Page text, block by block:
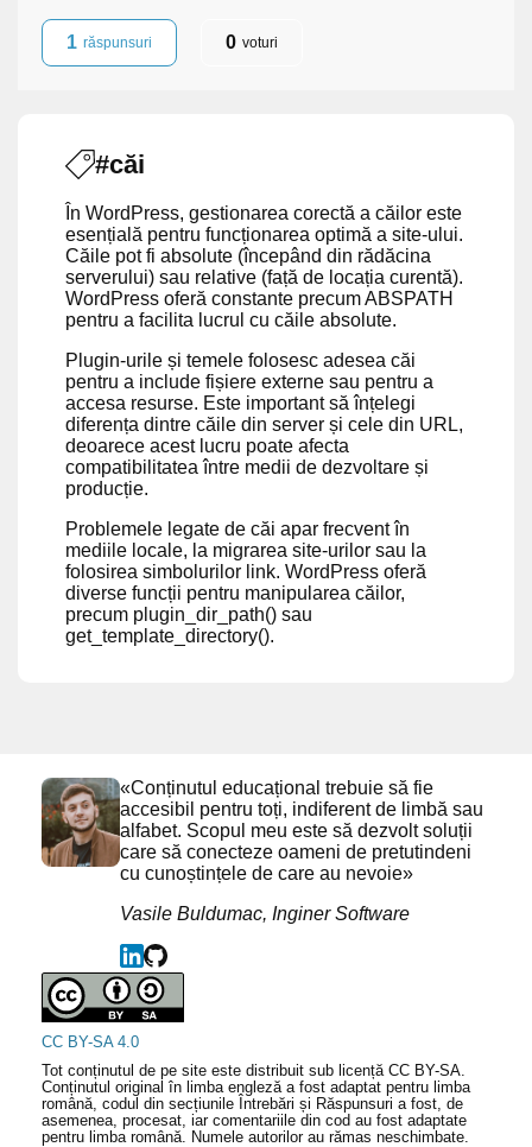
1 răspunsuri 0 voturi
#căi
În WordPress, gestionarea corectă a căilor este
esențială pentru funcționarea optimă a site-ului.
Căile pot fi absolute (începând din rădăcina
serverului) sau relative (față de locația curentă).
WordPress oferă constante precum ABSPATH
pentru a facilita lucrul cu căile absolute.
Plugin-urile și temele folosesc adesea căi
pentru a include fișiere externe sau pentru a
accesa resurse. Este important să înțelegi
diferența dintre căile din server și cele din URL,
deoarece acest lucru poate afecta
compatibilitatea între medii de dezvoltare și
producție.
Problemele legate de căi apar frecvent în
mediile locale, la migrarea site-urilor sau la
folosirea simbolurilor link. WordPress oferă
diverse funcții pentru manipularea căilor,
precum plugin_dir_path() sau
get_template_directory().
«Conținutul educațional trebuie să fie
accesibil pentru toți, indiferent de limbă sau
alfabet. Scopul meu este să dezvolt soluții
care să conecteze oameni de pretutindeni
cu cunoștințele de care au nevoie»
Vasile Buldumac, Inginer Software
CC BY-SA 4.0
Tot conținutul de pe site este distribuit sub licență CC BY-SA.
Conținutul original în limba engleză a fost adaptat pentru limba
română, codul din secțiunile Întrebări și Răspunsuri a fost, de
asemenea, procesat, iar comentariile din cod au fost adaptate
pentru limba română. Numele autorilor au rămas neschimbate.